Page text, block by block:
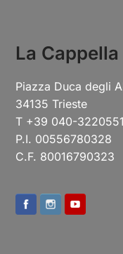
La
Piazza Duca degli
34135 Trieste
T +39 040-3220551
P.I. 00556780328
C.F. 80016790323